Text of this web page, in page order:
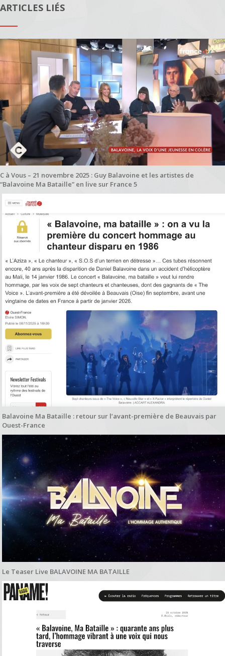
ARTICLES LIÉS
C à Vous – 21 novembre 2025 : Guy Balavoine et les artistes de
“Balavoine Ma Bataille” en live sur France 5
Balavoine Ma Bataille : retour sur l’avant-première de Beauvais par
Ouest-France
Le Teaser Live BALAVOINE MA BATAILLE